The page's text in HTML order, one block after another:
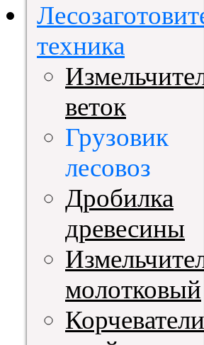
техника
веток
Грузовик
лесовоз
Дробилка
древесины
молотковый
Корчеватели